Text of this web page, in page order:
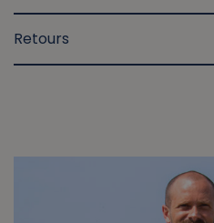
Retours